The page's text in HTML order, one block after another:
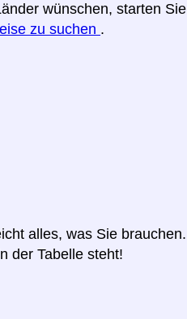
wünschen, starten Sie
zu suchen .
alles, was Sie brauchen.
der Tabelle steht!